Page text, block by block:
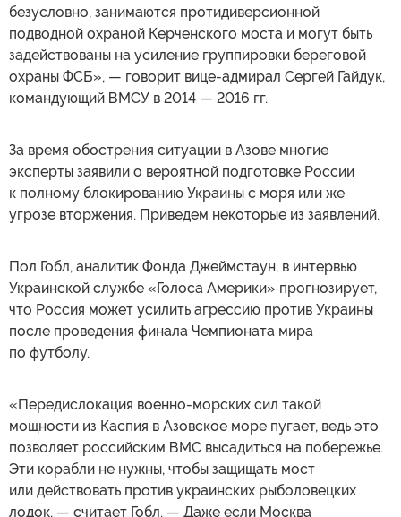
безусловно, занимаются протидиверсионной
подводной охраной Керченского моста и могут быть
задействованы на усиление группировки береговой
охраны ФСБ», — говорит вице-адмирал Сергей Гайдук,
командующий ВМСУ в 2014 — 2016 гг.
За время обострения ситуации в Азове многие
эксперты заявили о вероятной подготовке России
к полному блокированию Украины с моря или же
угрозе вторжения. Приведем некоторые из заявлений.
Пол Гобл, аналитик Фонда Джеймстаун, в интервью
Украинской службе «Голоса Америки» прогнозирует,
что Россия может усилить агрессию против Украины
после проведения финала Чемпионата мира
по футболу.
«Передислокация военно-морских сил такой
мощности из Каспия в Азовское море пугает, ведь это
позволяет российским ВМС высадиться на побережье.
Эти корабли не нужны, чтобы защищать мост
или действовать против украинских рыболовецких
лодок, — считает Гобл. — Даже если Москва